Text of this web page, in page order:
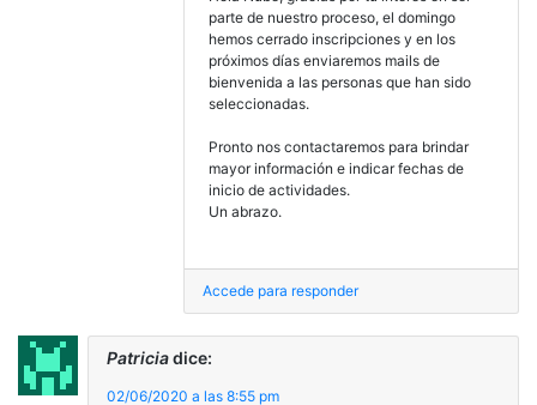
parte de nuestro proceso, el domingo
hemos cerrado inscripciones y en los
próximos días enviaremos mails de
bienvenida a las personas que han sido
seleccionadas.
Pronto nos contactaremos para brindar
mayor información e indicar fechas de
inicio de actividades.
Un abrazo.
Accede para responder
Patricia dice:
02/06/2020 a las 8:55 pm